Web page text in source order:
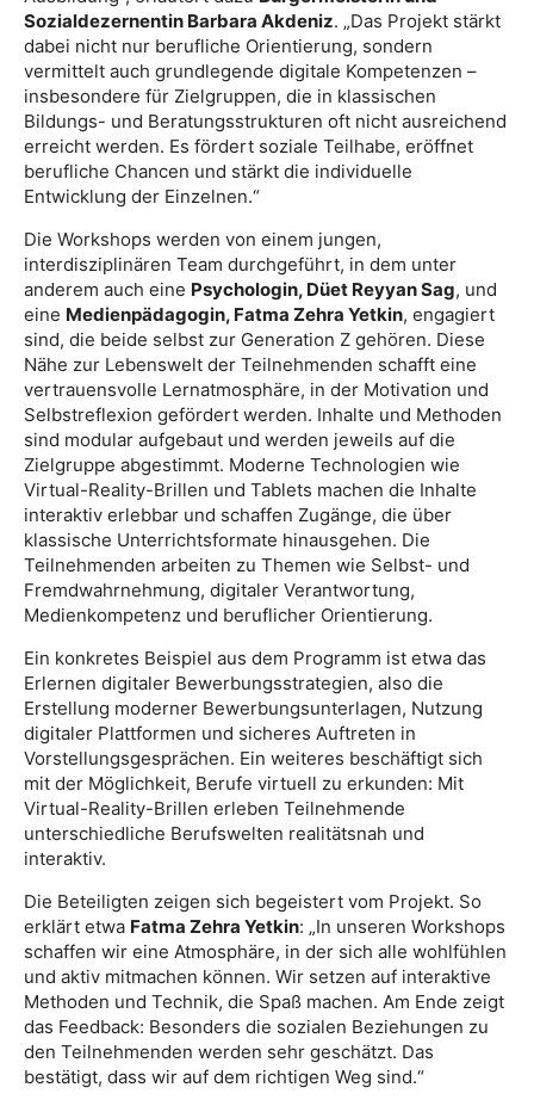
Sozialdezernentin Barbara Akdeniz. „Das Projekt stärkt
dabei nicht nur berufliche Orientierung, sondern
vermittelt auch grundlegende digitale Kompetenzen –
insbesondere für Zielgruppen, die in klassischen
Bildungs- und Beratungsstrukturen oft nicht ausreichend
erreicht werden. Es fördert soziale Teilhabe, eröffnet
berufliche Chancen und stärkt die individuelle
Entwicklung der Einzelnen.“
Die Workshops werden von einem jungen,
interdisziplinären Team durchgeführt, in dem unter
anderem auch eine Psychologin, Düet Reyyan Sag, und
eine Medienpädagogin, Fatma Zehra Yetkin, engagiert
sind, die beide selbst zur Generation Z gehören. Diese
Nähe zur Lebenswelt der Teilnehmenden schafft eine
vertrauensvolle Lernatmosphäre, in der Motivation und
Selbstreflexion gefördert werden. Inhalte und Methoden
sind modular aufgebaut und werden jeweils auf die
Zielgruppe abgestimmt. Moderne Technologien wie
Virtual-Reality-Brillen und Tablets machen die Inhalte
interaktiv erlebbar und schaffen Zugänge, die über
klassische Unterrichtsformate hinausgehen. Die
Teilnehmenden arbeiten zu Themen wie Selbst- und
Fremdwahrnehmung, digitaler Verantwortung,
Medienkompetenz und beruflicher Orientierung.
Ein konkretes Beispiel aus dem Programm ist etwa das
Erlernen digitaler Bewerbungsstrategien, also die
Erstellung moderner Bewerbungsunterlagen, Nutzung
digitaler Plattformen und sicheres Auftreten in
Vorstellungsgesprächen. Ein weiteres beschäftigt sich
mit der Möglichkeit, Berufe virtuell zu erkunden: Mit
Virtual-Reality-Brillen erleben Teilnehmende
unterschiedliche Berufswelten realitätsnah und
interaktiv.
Die Beteiligten zeigen sich begeistert vom Projekt. So
erklärt etwa Fatma Zehra Yetkin: „In unseren Workshops
schaffen wir eine Atmosphäre, in der sich alle wohlfühlen
und aktiv mitmachen können. Wir setzen auf interaktive
Methoden und Technik, die Spaß machen. Am Ende zeigt
das Feedback: Besonders die sozialen Beziehungen zu
den Teilnehmenden werden sehr geschätzt. Das
bestätigt, dass wir auf dem richtigen Weg sind.“